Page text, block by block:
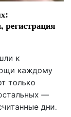
к
каждому
только
—
дни.